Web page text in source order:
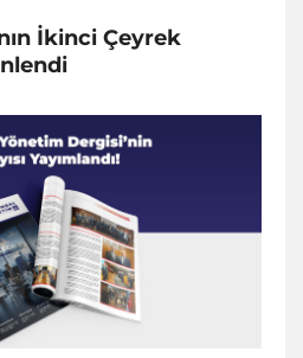
İkinci Çeyrek